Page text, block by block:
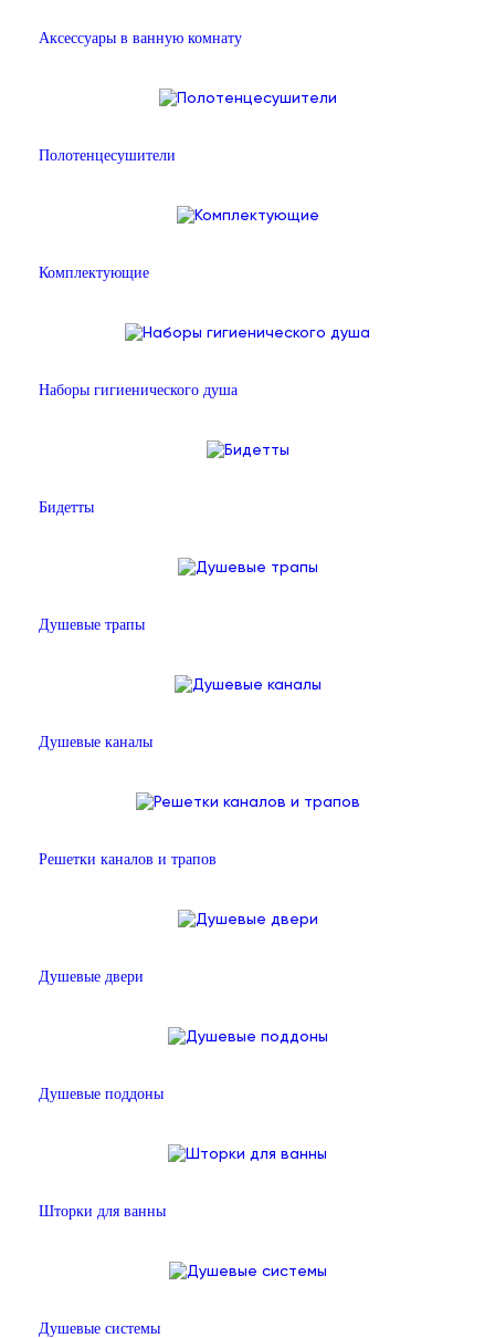
Аксессуары в ванную комнату
Полотенцесушители
Комплектующие
Наборы гигиенического душа
Бидетты
Душевые трапы
Душевые каналы
Решетки каналов и трапов
Душевые двери
Душевые поддоны
Шторки для ванны
Душевые системы